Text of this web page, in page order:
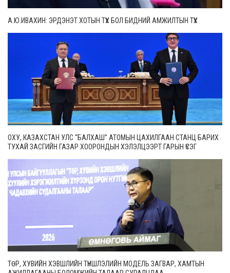
А.Ю.ИВАХИН: ЭРДЭНЭТ ХОТЫН ТҮҮХ БОЛ БИДНИЙ АМЖИЛТЫН ТҮҮХ
ОХУ, КАЗАХСТАН УЛС “БАЛХАШ” АТОМЫН ЦАХИЛГААН СТАНЦ БАРИХ
ТУХАЙ ЗАСГИЙН ГАЗАР ХООРОНДЫН ХЭЛЭЛЦЭЭРТ ГАРЫН ҮСЭГ
ТӨР, ХУВИЙН ХЭВШЛИЙН ТҮНШЛЭЛИЙН МОДЕЛЬ ЗАГВАР, ХАМТЫН